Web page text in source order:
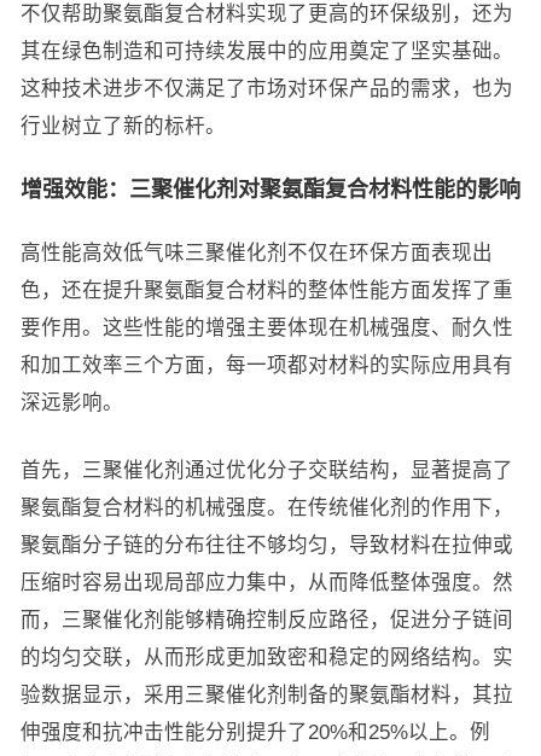
不仅帮助聚氨酯复合材料实现了更高的环保级别，还为
其在绿色制造和可持续发展中的应用奠定了坚实基础。
这种技术进步不仅满足了市场对环保产品的需求，也为
行业树立了新的标杆。
增强效能：三聚催化剂对聚氨酯复合材料性能的影响
高性能高效低气味三聚催化剂不仅在环保方面表现出
色，还在提升聚氨酯复合材料的整体性能方面发挥了重
要作用。这些性能的增强主要体现在机械强度、耐久性
和加工效率三个方面，每一项都对材料的实际应用具有
深远影响。
首先，三聚催化剂通过优化分子交联结构，显著提高了
聚氨酯复合材料的机械强度。在传统催化剂的作用下，
聚氨酯分子链的分布往往不够均匀，导致材料在拉伸或
压缩时容易出现局部应力集中，从而降低整体强度。然
而，三聚催化剂能够精确控制反应路径，促进分子链间
的均匀交联，从而形成更加致密和稳定的网络结构。实
验数据显示，采用三聚催化剂制备的聚氨酯材料，其拉
伸强度和抗冲击性能分别提升了20%和25%以上。例